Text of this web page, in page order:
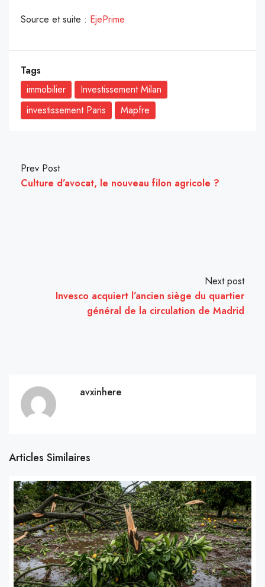
Source et suite : EjePrime
Tags
immobilier
Investissement Milan
investissement Paris
Mapfre
Prev Post
Culture d’avocat, le nouveau filon agricole ?
Next post
Invesco acquiert l’ancien siège du quartier
général de la circulation de Madrid
avxinhere
Articles Similaires